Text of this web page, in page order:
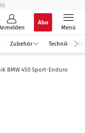
Abo
Menü
Zubehör Technik
BMW 450 Sport-Enduro